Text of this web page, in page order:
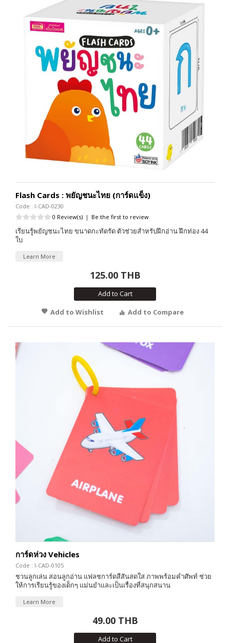
Flash Cards : พยัญชนะไทย (การ์ดแข็ง)
Code : I-CAD-0230
0 Review(s) | Be the first to review
เรียนรู้พยัญชนะไทย ขนาดกะทัดรัด ตัวช่วยสำหรับฝึกอ่าน ฝึกท่อง 44
ใบ
Learn More
125.00 THB
Add to Cart
Add to Wishlist
Add to Compare
การ์ดห่วง Vehicles
Code : I-CAD-0105
ชวนลูกเล่น สอนลูกอ่าน แฟลชการ์ดสีสันสดใส ภาพพร้อมคำศัพท์ ช่วย
ให้การเรียนรู้ของเด็กๆ แม่นยำและเป็นเรื่องที่สนุกสนาน
Learn More
49.00 THB
Add to Cart